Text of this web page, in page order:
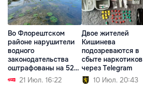
Во Флорештском
районе нарушители
водного
законодательства
оштрафованы на 52
тыс. леев
21 Июл. 16:22
Двое жителей
Кишинева
подозреваются в
сбыте наркотиков
через Telegram
10 Июл. 20:43